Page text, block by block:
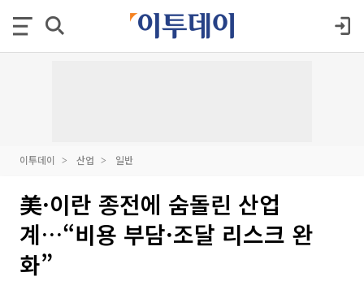
이투데이 산업 일반
美·이란 종전에 숨돌린 산업
계…“비용 부담·조달 리스크 완
화”